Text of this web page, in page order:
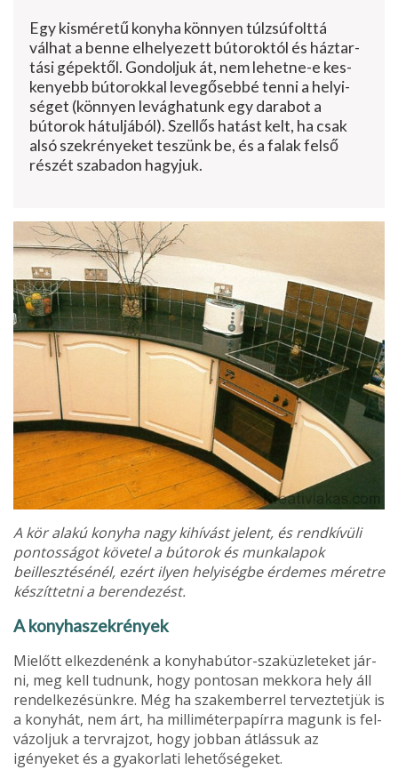
Egy kisméretű konyha könnyen túlzsúfolttá
válhat a benne elhelyezett bútoroktól és háztar­
tási gépektől. Gondoljuk át, nem lehetne-e kes­
kenyebb bútorokkal levegősebbé tenni a helyi­
séget (könnyen levághatunk egy darabot a
bútorok hátuljából). Szellős hatást kelt, ha csak
alsó szekrényeket teszünk be, és a falak felső
részét szabadon hagyjuk.
A kör alakú konyha nagy kihívást jelent, és rendkívüli
pontosságot követel a bútorok és munkalapok
beillesztésénél, ezért ilyen helyiségbe érdemes méretre
készíttetni a berendezést.
A konyhaszekrények
Mielőtt elkezdenénk a konyhabútor-szaküzleteket jár­
ni, meg kell tudnunk, hogy pontosan mekkora hely áll
rendelkezésünkre. Még ha szakemberrel terveztetjük is
a konyhát, nem árt, ha milliméterpapírra magunk is fel­
vázoljuk a tervrajzot, hogy jobban átlássuk az
igényeket és a gyakorlati lehetőségeket.